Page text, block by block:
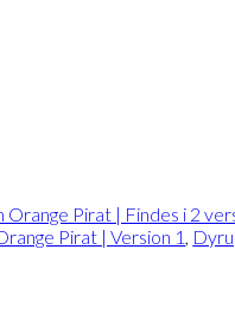
Orange Pirat | Findes i 2
Pirat | Version 1 ,